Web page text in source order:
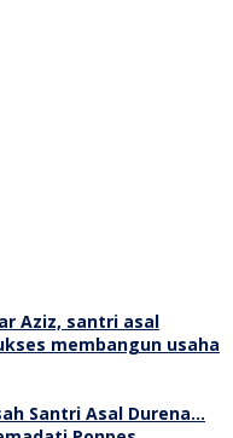
Santri Asal Durena…